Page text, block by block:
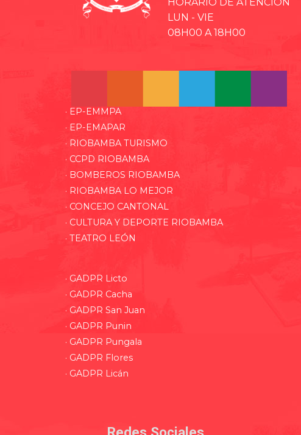
LUN - VIE
08H00 A 18H00
· EP-EMMPA
· EP-EMAPAR
· RIOBAMBA TURISMO
· CCPD RIOBAMBA
· BOMBEROS RIOBAMBA
· RIOBAMBA LO MEJOR
· CONCEJO CANTONAL
· CULTURA Y DEPORTE RIOBAMBA
· TEATRO LEÓN
· GADPR Licto
· GADPR Cacha
· GADPR San Juan
· GADPR Punin
· GADPR Pungala
· GADPR Flores
· GADPR Licán
Redes Sociales